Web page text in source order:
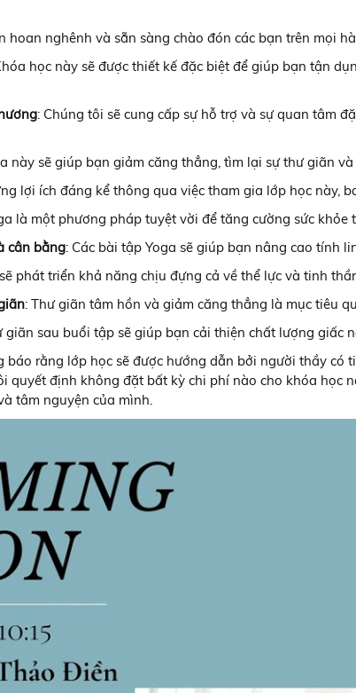
hoan nghênh và sẵn sàng chào đón các bạn trên mọi
học này sẽ được thiết kế đặc biệt để giúp bạn tận
: Chúng tôi sẽ cung cấp sự hỗ trợ và sự quan tâm
này sẽ giúp bạn giảm căng thẳng, tìm lại sự thư giãn
lợi ích đáng kể thông qua việc tham gia lớp học này,
là một phương pháp tuyệt vời để tăng cường sức khỏe
cân bằng: Các bài tập Yoga sẽ giúp bạn nâng cao tính
phát triển khả năng chịu đựng cả về thể lực và tinh
: Thư giãn tâm hồn và giảm căng thẳng là mục tiêu
giãn sau buổi tập sẽ giúp bạn cải thiện chất lượng giấc
rằng lớp học sẽ được hướng dẫn bởi người thầy có
quyết định không đặt bất kỳ chi phí nào cho khóa học
tâm nguyện của mình.